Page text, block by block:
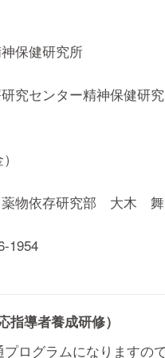
保健研究所
究センター精神保健研
薬物依存研究部 大木 舞
1954
導者養成研修）
ログラムになりますの